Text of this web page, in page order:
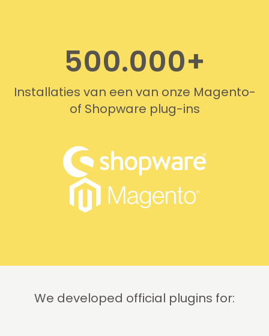
500.000+
Installaties van een van onze Magento-
of Shopware plug-ins
We developed official plugins for: